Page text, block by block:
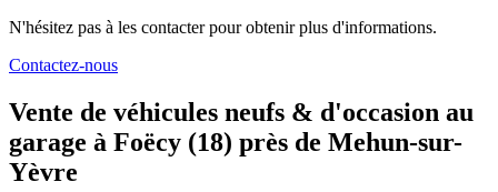
N'hésitez pas à les contacter pour obtenir plus d'informations.
Contactez-nous
Vente de véhicules neufs & d'occasion au
garage à Foëcy (18) près de Mehun-sur-
Yèvre